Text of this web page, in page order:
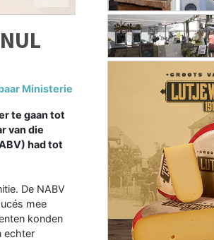
Ministerie
te gaan tot
van die
had tot
De NABV
mee
konden
echter